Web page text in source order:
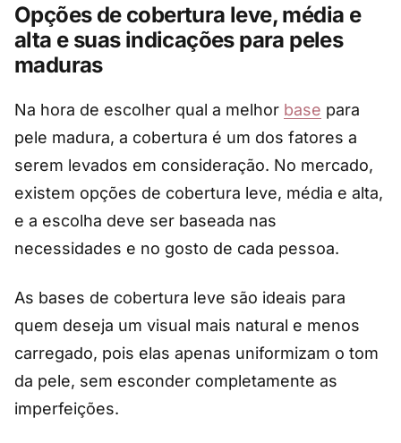
Opções de cobertura leve, média e
alta e suas indicações para peles
maduras
Na hora de escolher qual a melhor base para
pele madura, a cobertura é um dos fatores a
serem levados em consideração. No mercado,
existem opções de cobertura leve, média e alta,
e a escolha deve ser baseada nas
necessidades e no gosto de cada pessoa.
As bases de cobertura leve são ideais para
quem deseja um visual mais natural e menos
carregado, pois elas apenas uniformizam o tom
da pele, sem esconder completamente as
imperfeições.